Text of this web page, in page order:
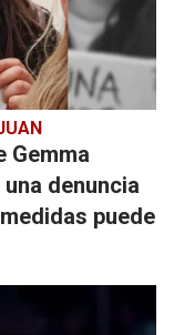
Gemma
denuncia
puede